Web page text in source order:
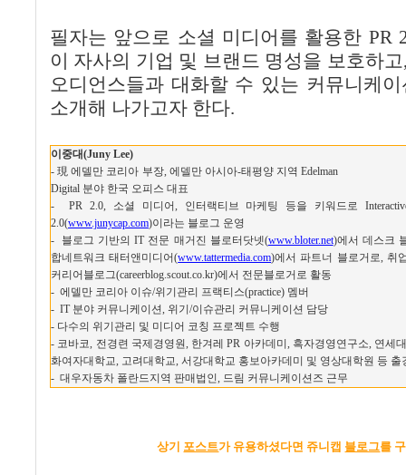
필자는 앞으로 소셜 미디어를 활용한 PR
이 자사의 기업 및 브랜드 명성을 보호하
오디언스들과 대화할 수 있는 커뮤니케
소개해 나가고자 한다.
이중대(Juny Lee)
- 現 에델만 코리아 부장, 에델만 아시아-태평양 지역 Edelman
Digital 분야 한국 오피스 대표
- PR 2.0, 소셜 미디어, 인터랙티브 마케팅 등을 키워드로
2.0(www.junycap.com)이라는 블로그 운영
- 블로그 기반의 IT 전문 매거진 블로터닷넷(www.bloter.net)에서 데스크
합네트워크 태터앤미디어(www.tattermedia.com)에서 파트너 블로거로, 취
커리어블로그(careerblog.scout.co.kr)에서 전문블로거로 활동
- 에델만 코리아 이슈/위기관리 프랙티스(practice) 멤버
- IT 분야 커뮤니케이션, 위기/이슈관리 커뮤니케이션 담당
- 다수의 위기관리 및 미디어 코칭 프로젝트 수행
- 코바코, 전경련 국제경영원, 한겨레 PR 아카데미, 흑자경영연구소, 연세
화여자대학교, 고려대학교, 서강대학교 홍보아카데미 및 영상대학원 등 출
- 대우자동차 폴란드지역 판매법인, 드림 커뮤니케이션즈 근무
상기 포스트가 유용하셨다면 쥬니캡 블로그를